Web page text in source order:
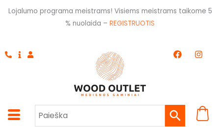
Pereiti
Lojalumo programa meistrams! Visiems meistrams taikome 5
% nuolaida – REGISTRUOTIS
F
a
k
I
n
a
m